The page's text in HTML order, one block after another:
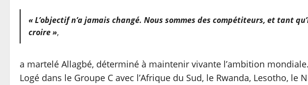
« L’objectif n’a jamais changé. Nous sommes des compétiteurs, et tant
croire »,
a martelé Allagbé, déterminé à maintenir vivante l’ambition mondiale.
Logé dans le Groupe C avec l’Afrique du Sud, le Rwanda, Lesotho, le